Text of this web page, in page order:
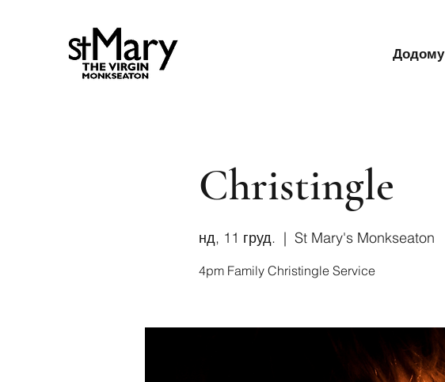
Додому
Christingle
нд, 11 груд.
  |
St Mary's Monkseaton
4pm Family Christingle Service